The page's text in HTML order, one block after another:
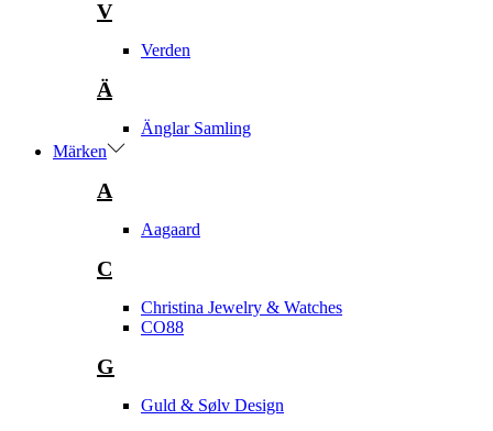
V
Verden
Ä
Änglar Samling
Märken
A
Aagaard
C
Christina Jewelry & Watches
CO88
G
Guld & Sølv Design